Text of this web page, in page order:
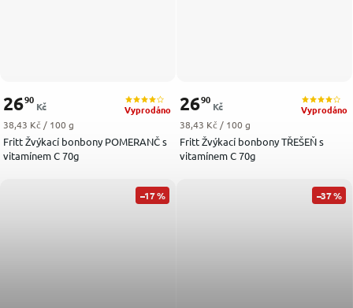
Fritt Žvýkací bonbony POMERANČ s
vitamínem C 70g
Vyprodáno
2690
Kč
Měrná cena:
38,43 Kč / 100 g
Fritt Žvýkací bonbony TŘEŠEŇ s
vitamínem C 70g
Vyprodáno
2690
Kč
Měrná cena:
38,43 Kč / 100 g
–17 % –37 %